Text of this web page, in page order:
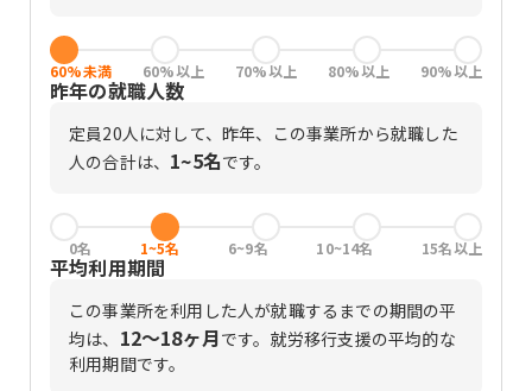
60%未満 60%以上 70%以上 80%以上 90%以上
昨年の就職人数
定員20人に対して、昨年、この事業所から就職した
人の合計は、 1~5名です。
0名 1~5名 6~9名 10~14名 15名以上
平均利用期間
この事業所を利用した人が就職するまでの期間の平
均は、 12〜18ヶ月です。 就労移行支援の平均的な
利用期間です。